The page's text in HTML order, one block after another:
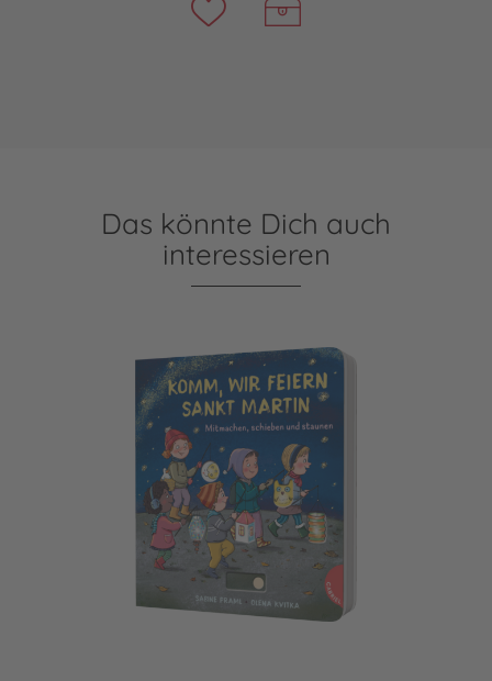
Das könnte Dich auch
interessieren
Dein kleiner Begleiter: Komm, wir feiern Sankt Martin